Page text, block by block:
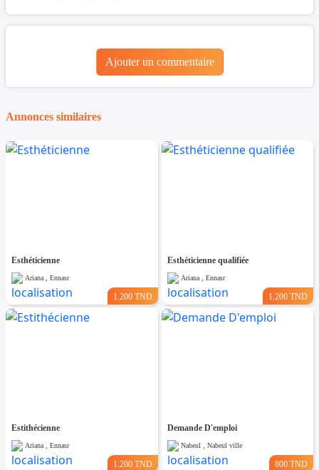
Ajouter un commentaire
Annonces similaires
Esthéticienne
Ariana , Ennasr
1.200 TND
Esthéticienne qualifiée
Ariana , Ennasr
1.200 TND
Estithécienne
Ariana , Ennasr
1.200 TND
Demande D'emploi
Nabeul , Nabeul ville
800 TND